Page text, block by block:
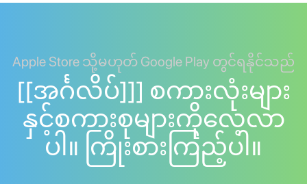
Apple Store သို့မဟုတ် Google Play တွင်ရနိုင်သည်
[[အင်္ဂလိပ်]]] စကားလုံးများ
နှင့်စကားစုများကိုလေ့လာ
ပါ။ ကြိုးစားကြည့်ပါ။